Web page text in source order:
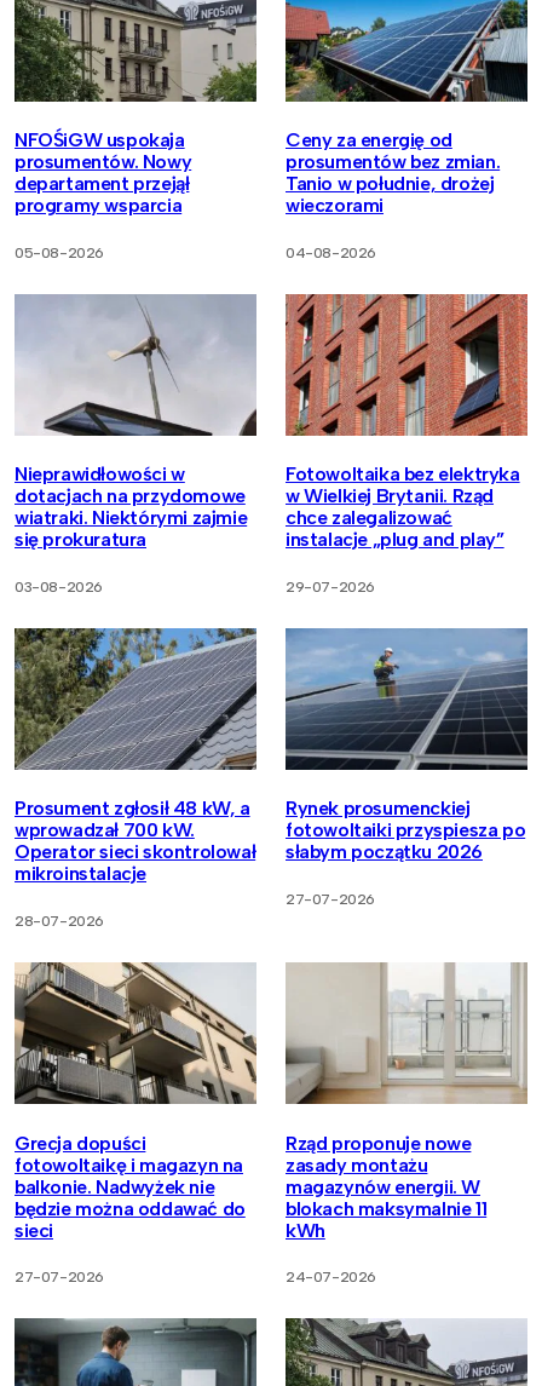
NFOŚiGW uspokaja
prosumentów. Nowy
departament przejął
programy wsparcia
05-08-2026
Ceny za energię od
prosumentów bez zmian.
Tanio w południe, drożej
wieczorami
04-08-2026
Nieprawidłowości w
dotacjach na przydomowe
wiatraki. Niektórymi zajmie
się prokuratura
03-08-2026
Fotowoltaika bez elektryka
w Wielkiej Brytanii. Rząd
chce zalegalizować
instalacje „plug and play”
29-07-2026
Prosument zgłosił 48 kW, a
wprowadzał 700 kW.
Operator sieci skontrolował
mikroinstalacje
28-07-2026
Rynek prosumenckiej
fotowoltaiki przyspiesza po
słabym początku 2026
27-07-2026
Grecja dopuści
fotowoltaikę i magazyn na
balkonie. Nadwyżek nie
będzie można oddawać do
sieci
27-07-2026
Rząd proponuje nowe
zasady montażu
magazynów energii. W
blokach maksymalnie 11
kWh
24-07-2026